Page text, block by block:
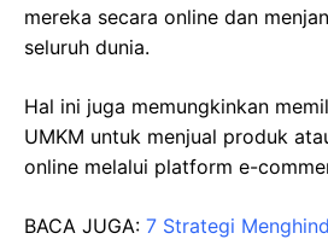
mereka secara online dan
seluruh dunia.
Hal ini juga memungkinkan
UMKM untuk menjual produk
online melalui platform e-
BACA JUGA: 7 Strategi